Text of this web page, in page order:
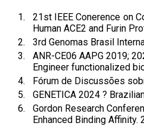
1.
21st IEEE Conerence on
Human ACE2 and Furin
2.
3rd Genomas Brasil
3.
ANR-CE06 AAPG 2019;
Engineer functionalized
4.
Fórum de Discussões
5.
GENETICA 2024 ?
6.
Gordon Research
Enhanced Binding Affinity.